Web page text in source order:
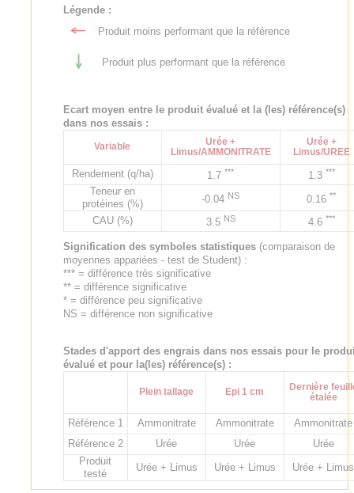
Légende :
Produit moins performant que la référence
Produit plus performant que la référence
Ecart moyen entre le produit évalué et la (les) référence(s)
dans nos essais :
Variable
Urée +
Limus/AMMONITRATE
Urée +
Limus/UREE
Rendement (q/ha) 1.7 *** 1.3 ***
Teneur en
protéines (%)
-0.04 NS 0.16 **
CAU (%) 3.5 NS 4.6 ***
Signification des symboles statistiques(comparaison de
moyennes appariées - test de Student) :
*** = différence très significative
** = différence significative
* = différence peu significative
NS = différence non significative
Stades d'apport des engrais dans nos essais pour le
évalué et pour la(les) référence(s) :
Plein tallage Epi 1 cm
Dernière
étalée
Référence 1 Ammonitrate Ammonitrate
Ammonitrate
Référence 2
Urée Urée
Urée
Produit
testé
Urée + Limus Urée + Limus Urée + Limus